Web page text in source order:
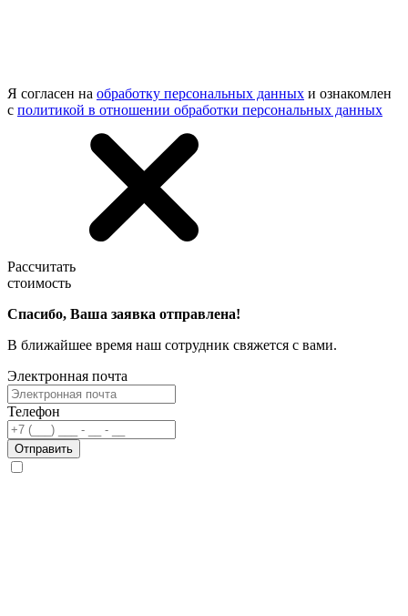
Я согласен на обработку персональных данных и ознакомлен
с политикой в отношении обработки персональных данных
Рассчитать
стоимость
Спасибо, Ваша заявка отправлена!
В ближайшее время наш сотрудник свяжется с вами.
Электронная почта
Телефон
Отправить